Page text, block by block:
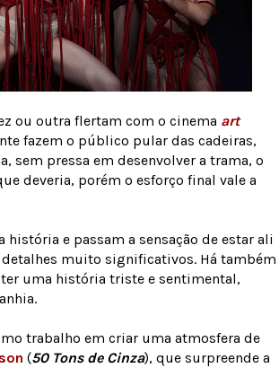
ou outra flertam com o cinema art
fazem o público pular das cadeiras,
sem pressa em desenvolver a trama, o
deveria, porém o esforço final vale a
e passam a sensação de estar ali
detalhes muito significativos. Há também
uma história triste e sentimental,
trabalho em criar uma atmosfera de
(50 Tons de Cinza), que surpreende a